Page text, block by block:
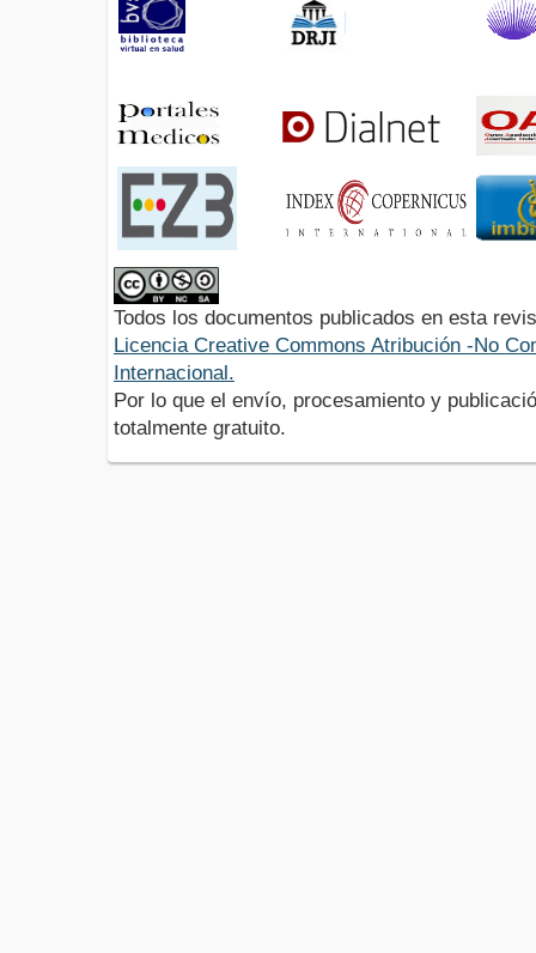
Todos los documentos publicados en esta
Licencia Creative Commons Atribución -No
Internacional.
Por lo que el envío, procesamiento y
totalmente gratuito.